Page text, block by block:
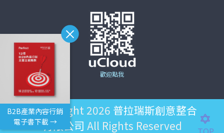
B2B產業內容行銷
電子書下載 →
歡迎點我
©Copyright 2026 普拉瑞斯創意整合
有限公司 All Rights Reserved